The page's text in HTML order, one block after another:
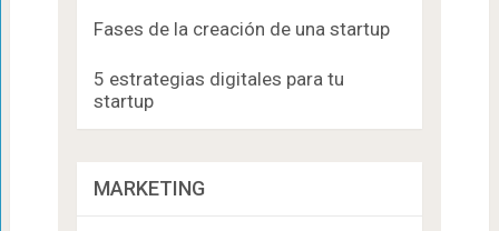
Fases de la creación de una startup
5 estrategias digitales para tu
startup
MARKETING